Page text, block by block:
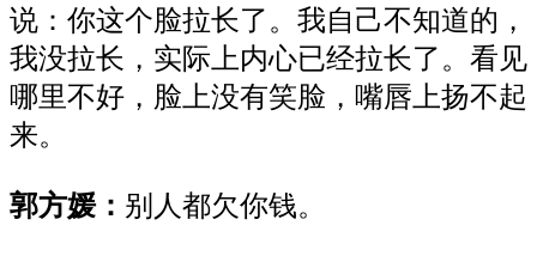
说：你这个脸拉长了。我自己不知道的，
我没拉长，实际上内心已经拉长了。看见
哪里不好，脸上没有笑脸，嘴唇上扬不起
来。
郭方媛： 别人都欠你钱。